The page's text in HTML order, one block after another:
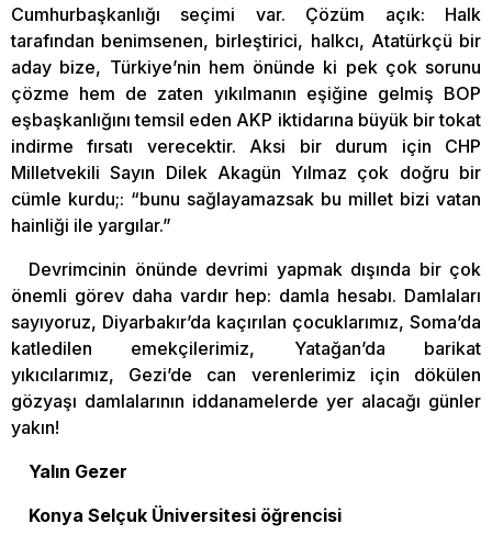
Cumhurbaşkanlığı seçimi var. Çözüm açık: Halk
tarafından benimsenen, birleştirici, halkcı, Atatürkçü bir
aday bize, Türkiye’nin hem önünde ki pek çok sorunu
çözme hem de zaten yıkılmanın eşiğine gelmiş BOP
eşbaşkanlığını temsil eden AKP iktidarına büyük bir tokat
indirme fırsatı verecektir. Aksi bir durum için CHP
Milletvekili Sayın Dilek Akagün Yılmaz çok doğru bir
cümle kurdu;: “bunu sağlayamazsak bu millet bizi vatan
hainliği ile yargılar.”
Devrimcinin önünde devrimi yapmak dışında bir çok
önemli görev daha vardır hep: damla hesabı. Damlaları
sayıyoruz, Diyarbakır’da kaçırılan çocuklarımız, Soma’da
katledilen emekçilerimiz, Yatağan’da barikat
yıkıcılarımız, Gezi’de can verenlerimiz için dökülen
gözyaşı damlalarının iddanamelerde yer alacağı günler
yakın!
Yalın Gezer
Konya Selçuk Üniversitesi öğrencisi